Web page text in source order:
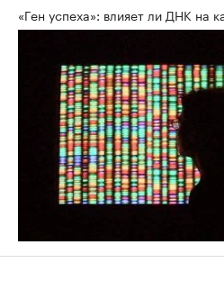
«Ген успеха»: влияет ли ДНК на